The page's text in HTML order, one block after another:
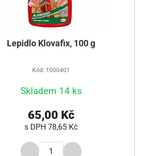
Lepidlo Klovafix, 100 g
Kód: 1000401
Skladem 14 ks
65,00 Kč
s DPH 78,65 Kč